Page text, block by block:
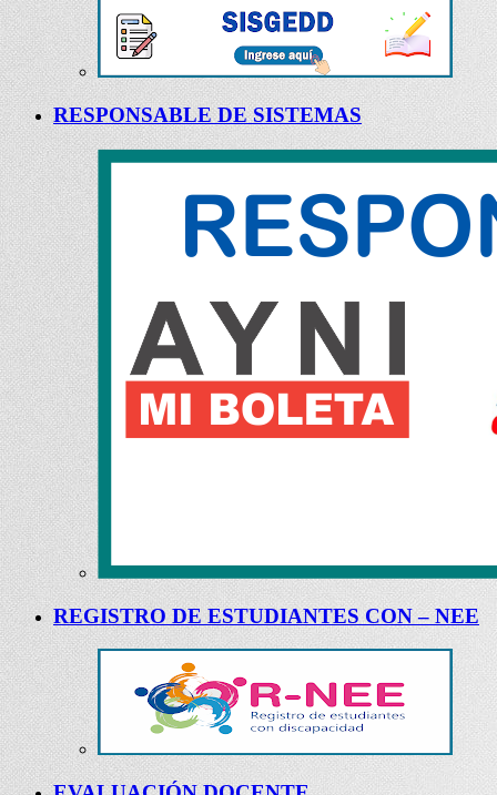
RESPONSABLE DE SISTEMAS
REGISTRO DE ESTUDIANTES CON – NEE